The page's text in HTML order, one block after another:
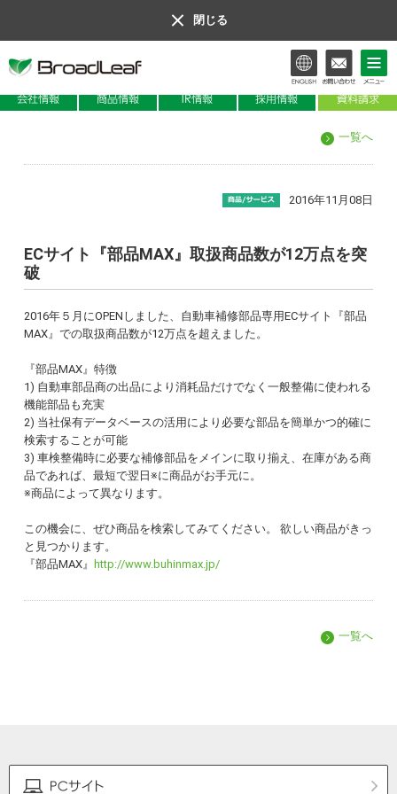
閉じる
IR情報
一覧へ
2016年11月08日
ECサイト『部品MAX』取扱商品数が12万点を突
破
2016年５月にOPENしました、自動車補修部品専用ECサイト『部品
MAX』での取扱商品数が12万点を超えました。
『部品MAX』特徴
1) 自動車部品商の出品により消耗品だけでなく一般整備に使われる
機能部品も充実
2) 当社保有データベースの活用により必要な部品を簡単かつ的確に
検索することが可能
3) 車検整備時に必要な補修部品をメインに取り揃え、在庫がある商
品であれば、最短で翌日※に商品がお手元に。
※商品によって異なります。
この機会に、ぜひ商品を検索してみてください。 欲しい商品がきっ
と見つかります。
『部品MAX』
http://www.buhinmax.jp/
一覧へ